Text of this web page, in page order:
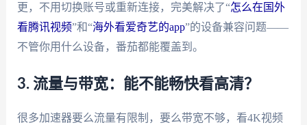
更，不用切换账号或重新连接，完美解决了“怎么在国外
看腾讯视频”和“海外看爱奇艺的app”的设备兼容问题——
不管你用什么设备，番茄都能覆盖到。
3. 流量与带宽：能不能畅快看高清？
很多加速器要么流量有限制，要么带宽不够，看4K视频